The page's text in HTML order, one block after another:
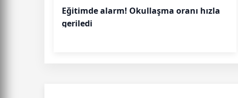
Eğitimde alarm! Okullaşma oranı hızla
geriledi